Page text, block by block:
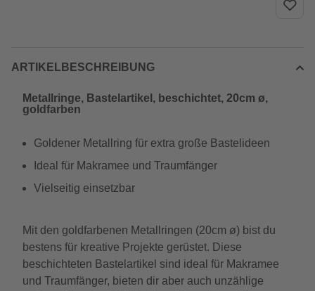
ARTIKELBESCHREIBUNG
Metallringe, Bastelartikel, beschichtet, 20cm ø,
goldfarben
Goldener Metallring für extra große Bastelideen
Ideal für Makramee und Traumfänger
Vielseitig einsetzbar
Mit den goldfarbenen Metallringen (20cm ø) bist du
bestens für kreative Projekte gerüstet. Diese
beschichteten Bastelartikel sind ideal für Makramee
und Traumfänger, bieten dir aber auch unzählige